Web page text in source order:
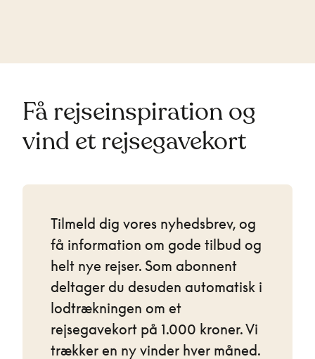
Få rejseinspiration og
vind et rejsegavekort
Tilmeld dig vores nyhedsbrev, og
få information om gode tilbud og
helt nye rejser. Som abonnent
deltager du desuden automatisk i
lodtrækningen om et
rejsegavekort på 1.000 kroner. Vi
trækker en ny vinder hver måned.